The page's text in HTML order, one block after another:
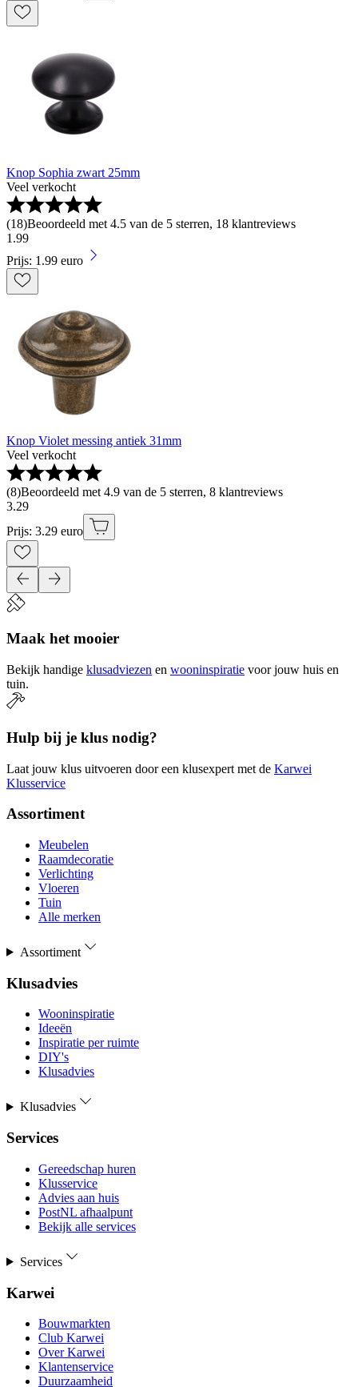
Knop Sophia zwart 25mm
Veel verkocht
(18)Beoordeeld met 4.5 van de 5 sterren, 18 klantreviews
1 .99
Prijs: 1.99 euro
Knop Violet messing antiek 31mm
Veel verkocht
(8)Beoordeeld met 4.9 van de 5 sterren, 8 klantreviews
3.29
Prijs: 3.29 euro
Maak het mooier
Bekijk handige klusadviezen en wooninspiratie voor jouw huis en
tuin.
Hulp bij je klus nodig?
Laat jouw klus uitvoeren door een klusexpert met de Karwei
Klusservice
Assortiment
Meubelen
Raamdecoratie
Verlichting
Vloeren
Tuin
Alle merken
Assortiment
Klusadvies
Wooninspiratie
Ideeën
Inspiratie per ruimte
DIY's
Klusadvies
Klusadvies
Services
Gereedschap huren
Klusservice
Advies aan huis
PostNL afhaalpunt
Bekijk alle services
Services
Karwei
Bouwmarkten
Club Karwei
Over Karwei
Klantenservice
Duurzaamheid